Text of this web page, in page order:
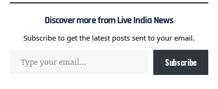
Discover more from Live India News
Subscribe to get the latest posts sent to your email.
Subscribe